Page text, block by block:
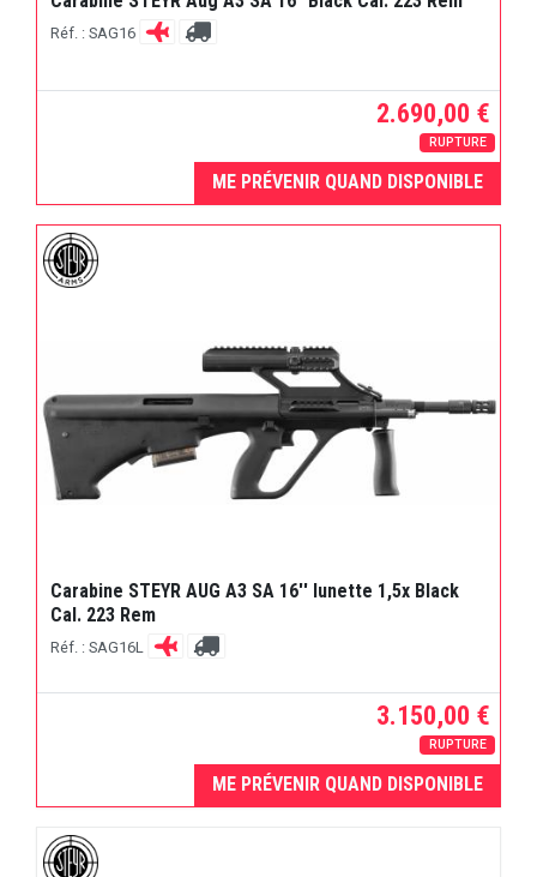
Réf. : SAG16
2.690,00 €
RUPTURE
ME PRÉVENIR QUAND DISPONIBLE
Carabine STEYR AUG A3 SA 16'' lunette 1,5x Black
Cal. 223 Rem
Réf. : SAG16L
3.150,00 €
RUPTURE
ME PRÉVENIR QUAND DISPONIBLE